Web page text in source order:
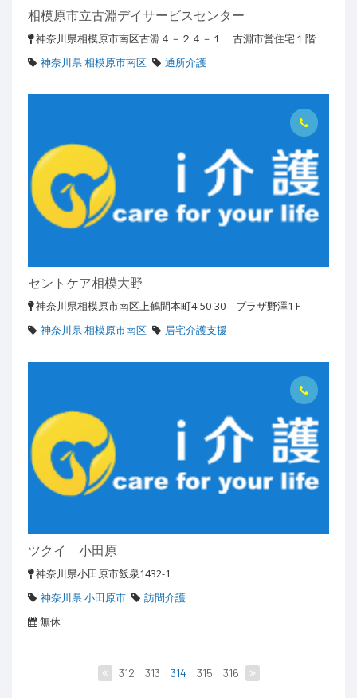
相模原市立古淵デイサービスセンター
神奈川県相模原市南区古淵４－２４－１ 古淵市営住宅１階
神奈川県 相模原市南区
通所介護
セントケア相模大野
神奈川県相模原市南区上鶴間本町4-50-30 プラザ野澤1Ｆ
神奈川県 相模原市南区
居宅介護支援
ツクイ 小田原
神奈川県小田原市飯泉1432-1
神奈川県 小田原市
訪問介護
無休
312 313 314 315 316